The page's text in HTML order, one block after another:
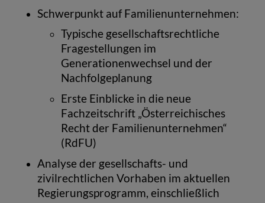
Schwerpunkt auf Familienunternehmen:
Typische gesellschaftsrechtliche
Fragestellungen im
Generationenwechsel und der
Nachfolgeplanung
Erste Einblicke in die neue
Fachzeitschrift „Österreichisches
Recht der Familienunternehmen“
(RdFU)
Analyse der gesellschafts- und
zivilrechtlichen Vorhaben im aktuellen
Regierungsprogramm, einschließlich